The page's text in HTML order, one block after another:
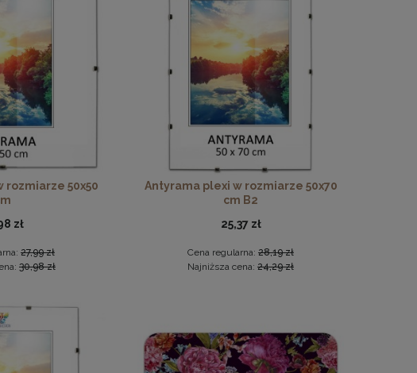
drewna
rozmiarze 50x50
zł
27,99 zł
30,98 zł
Antyrama plexi w rozmiarze 50x70
cm B2
25,37 zł
Cena regularna: 28,19 zł
Najniższa cena: 24,29 zł